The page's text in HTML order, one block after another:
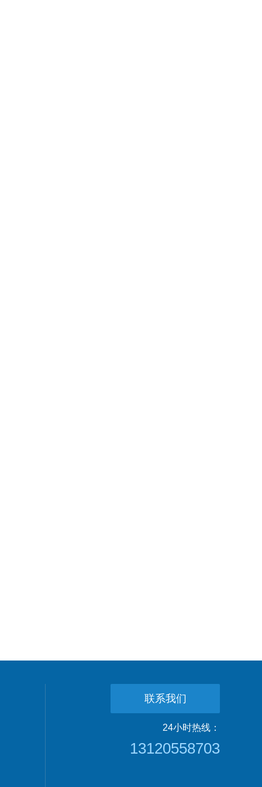
联系我们
24小时热线：
13120558703